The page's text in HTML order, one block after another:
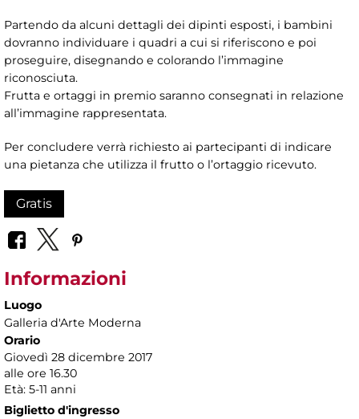
Partendo da alcuni dettagli dei dipinti esposti, i bambini
dovranno individuare i quadri a cui si riferiscono e poi
proseguire, disegnando e colorando l’immagine
riconosciuta.
Frutta e ortaggi in premio saranno consegnati in relazione
all’immagine rappresentata.
Per concludere verrà richiesto ai partecipanti di indicare
una pietanza che utilizza il frutto o l’ortaggio ricevuto.
Gratis
Informazioni
Luogo
Galleria d'Arte Moderna
Orario
Giovedì 28 dicembre 2017
alle ore 16.30
Età: 5-11 anni
Biglietto d'ingresso